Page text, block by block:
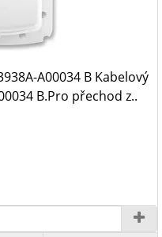
A00034 B Kabelový
B.Pro přechod z..